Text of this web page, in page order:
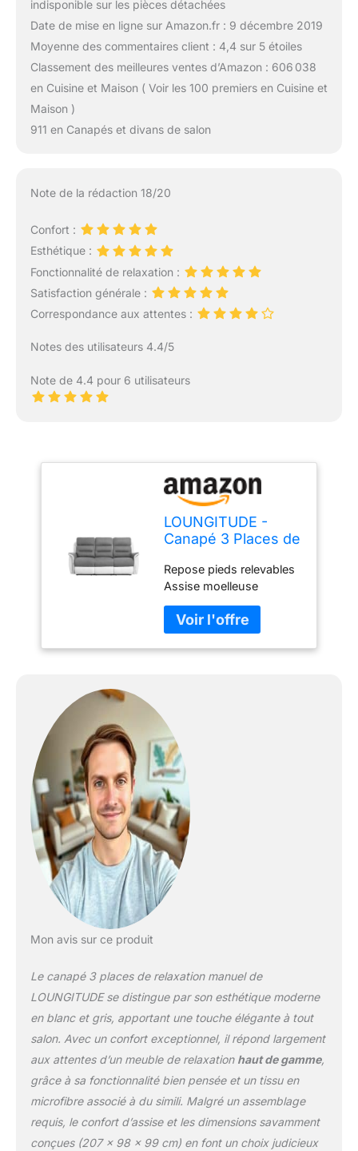
indisponible sur les pièces détachées
Date de mise en ligne sur Amazon.fr : 9 décembre 2019
Moyenne des commentaires client : 4,4 sur 5 étoiles
Classement des meilleures ventes d’Amazon : 606 038
en Cuisine et Maison ( Voir les 100 premiers en Cuisine et
Maison )
911 en Canapés et divans de salon
Note de la rédaction 18/20
Confort :
Esthétique :
Fonctionnalité de relaxation :
Satisfaction générale :
Correspondance aux attentes :
Notes des utilisateurs 4.4/5
Note de 4.4 pour 6 utilisateurs
LOUNGITUDE -
Canapé 3 Places de
en Microfibre et
Simili - Blanc/Gris
Repose pieds relevables
Assise moelleuse
Mon avis sur ce produit
Le canapé 3 places de relaxation manuel de
LOUNGITUDE se distingue par son esthétique moderne
en blanc et gris, apportant une touche élégante à tout
salon. Avec un confort exceptionnel, il répond largement
aux attentes d’un meuble de relaxation haut de gamme,
grâce à sa fonctionnalité bien pensée et un tissu en
microfibre associé à du simili. Malgré un assemblage
requis, le confort d’assise et les dimensions savamment
conçues (207 x 98 x 99 cm) en font un choix judicieux